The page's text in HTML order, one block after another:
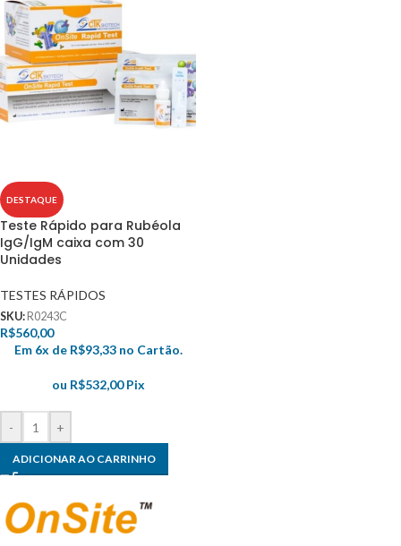
DESTAQUE
Teste Rápido para Rubéola
IgG/IgM caixa com 30
Unidades
TESTES RÁPIDOS
SKU: R0243C
R$560,00
Em 6x de R$93,33 no Cartão.
ou R$532,00 Pix
- +
ADICIONAR AO CARRINHO